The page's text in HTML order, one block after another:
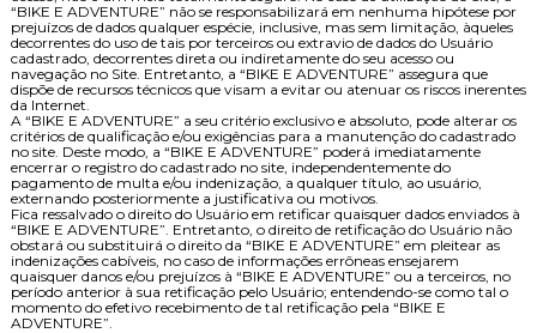
“BIKE E ADVENTURE” não se responsabilizará em nenhuma hipótese por
prejuízos de dados qualquer espécie, inclusive, mas sem limitação, àqueles
decorrentes do uso de tais por terceiros ou extravio de dados do Usuário
cadastrado, decorrentes direta ou indiretamente do seu acesso ou
navegação no Site. Entretanto, a “BIKE E ADVENTURE” assegura que
dispõe de recursos técnicos que visam a evitar ou atenuar os riscos inerentes
da Internet.
A “BIKE E ADVENTURE” a seu critério exclusivo e absoluto, pode alterar os
critérios de qualificação e/ou exigências para a manutenção do cadastrado
no site. Deste modo, a “BIKE E ADVENTURE” poderá imediatamente
encerrar o registro do cadastrado no site, independentemente do
pagamento de multa e/ou indenização, a qualquer título, ao usuário,
externando posteriormente a justificativa ou motivos.
Fica ressalvado o direito do Usuário em retificar quaisquer dados enviados à
“BIKE E ADVENTURE”. Entretanto, o direito de retificação do Usuário não
obstará ou substituirá o direito da “BIKE E ADVENTURE” em pleitear as
indenizações cabíveis, no caso de informações errôneas ensejarem
quaisquer danos e/ou prejuízos à “BIKE E ADVENTURE” ou a terceiros, no
período anterior à sua retificação pelo Usuário; entendendo-se como tal o
momento do efetivo recebimento de tal retificação pela “BIKE E
ADVENTURE”.